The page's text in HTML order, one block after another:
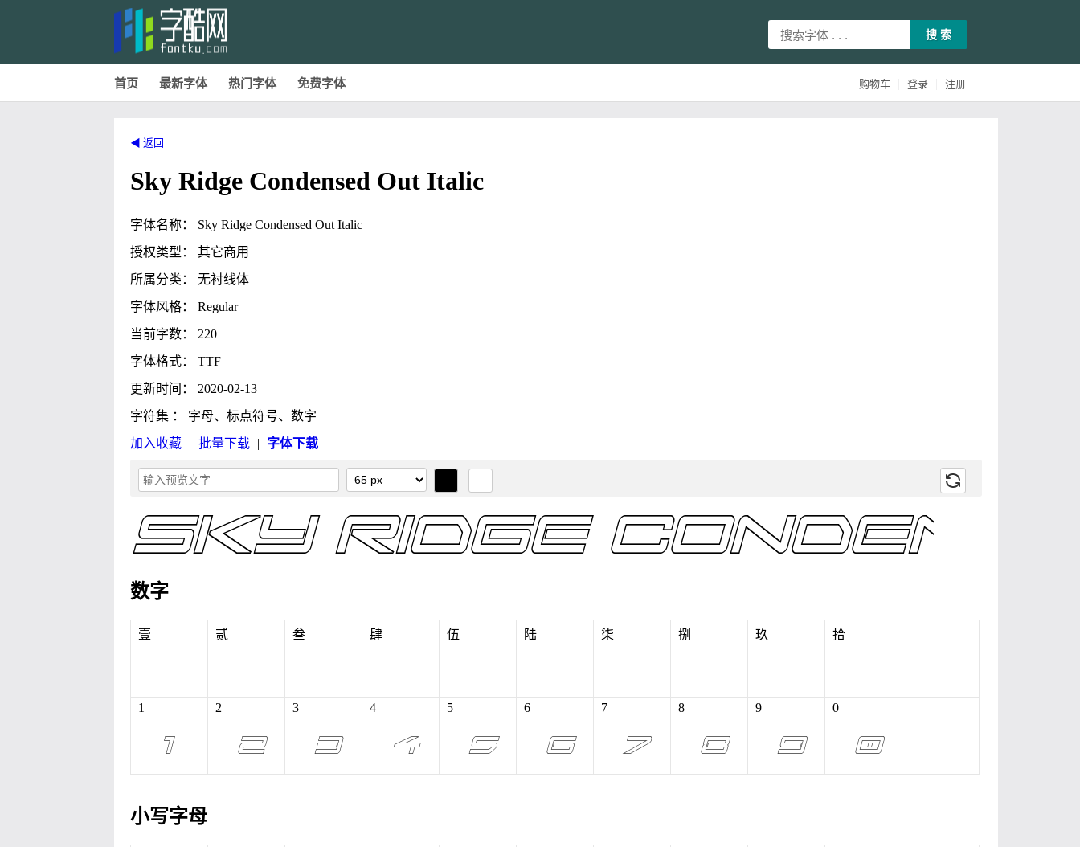
搜 索
首页 最新字体 热门字体 免费字体 购物车 登录 注册
◀ 返回
Sky Ridge Condensed Out Italic
字体名称： Sky Ridge Condensed Out Italic
授权类型： 其它商用
所属分类： 无衬线体
字体风格： Regular
当前字数： 220
字体格式： TTF
更新时间： 2020-02-13
字符集 ： 字母、标点符号、数字
加入收藏 | 批量下载 | 字体下载
数字
壹 贰 叁 肆 伍 陆 柒 捌 玖 拾
1 2 3 4 5 6 7 8 9 0
小写字母